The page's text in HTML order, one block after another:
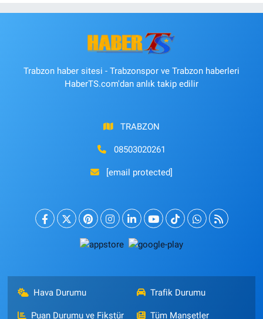
Trabzon haber sitesi - Trabzonspor ve Trabzon haberleri
HaberTS.com'dan anlık takip edilir
TRABZON
08503020261
[email protected]
Hava Durumu Trafik Durumu
Puan Durumu ve Fikstür Tüm Manşetler